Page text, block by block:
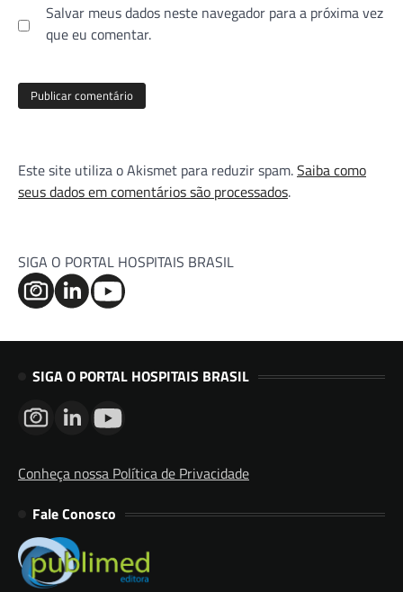
Salvar meus dados neste navegador para a próxima vez
que eu comentar.
Este site utiliza o Akismet para reduzir spam.Saiba como
seus dados em comentários são processados.
SIGA O PORTAL HOSPITAIS BRASIL
SIGA O PORTAL HOSPITAIS BRASIL
Conheça nossa Política de Privacidade
Fale Conosco